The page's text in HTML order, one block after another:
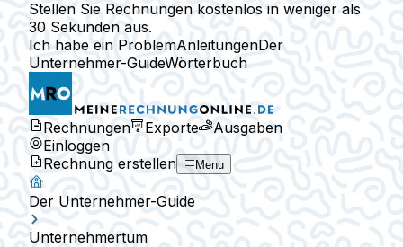
Stellen Sie Rechnungen kostenlos in weniger als
30 Sekunden aus.
Ich habe ein ProblemAnleitungenDer
Unternehmer-GuideWörterbuch
Rechnungen Exporte
Ausgaben
Einloggen
Rechnung erstellen
Menu
Der Unternehmer-Guide
Unternehmertum